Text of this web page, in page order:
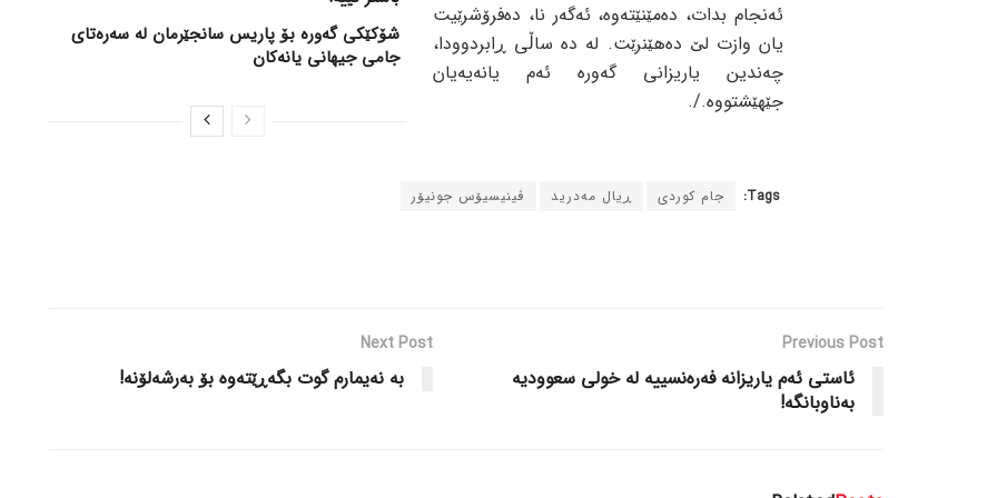
شۆکێکی گەورە بۆ پاریس سانجێرمان لە سەرەتای
جامی جیهانی یانەکان
ئەنجام بدات، دەمێنێتەوە، ئەگەر نا، دەفرۆشرێیت
یان وازت لێ دەهێنرێت. لە دە ساڵی ڕابردوودا،
چەندین یاریزانی گەورە ئەم یانەیەیان
جێهێشتووە./.
Tags: جام کوردی ڕیال مەدرید ڤینیسیۆس جونیۆر
Previous Post
ئاستی ئەم یاریزانه فەرەنسییه له خولی سعوودیه
بەناوبانگه!
Next Post
بە نەیمارم گوت بگەڕێتەوە بۆ بەرشەلۆنە!